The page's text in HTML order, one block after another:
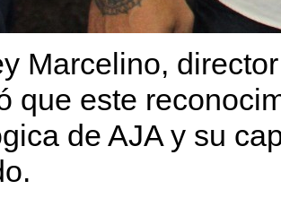
Marcelino,
que este
de AJA y su